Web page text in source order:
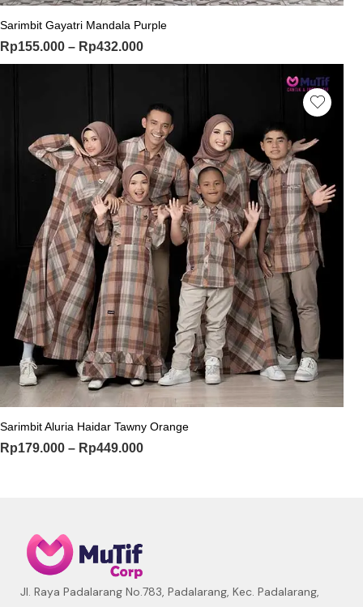
Sarimbit Gayatri Mandala Purple
Rp155.000 – Rp432.000
Sarimbit Aluria Haidar Tawny Orange
Rp179.000 – Rp449.000
Jl. Raya Padalarang No.783, Padalarang, Kec. Padalarang,